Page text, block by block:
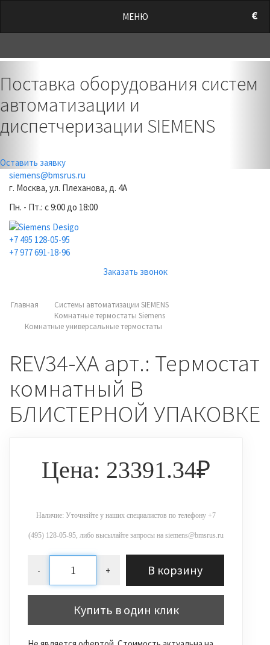
€
МЕНЮ
Поставка оборудования систем
автоматизации и
диспетчеризации SIEMENS
Оставить заявку
siemens@bmsrus.ru
г. Москва, ул. Плеханова, д. 4А
Пн. - Пт.: c 9:00 до 18:00
+7 495 128-05-95
+7 977 691-18-96
Заказать звонок
Главная
Системы автоматизации SIEMENS
Комнатные термостаты Siemens
Комнатные универсальные термостаты
REV34-XA арт.: Термостат
комнатный В
БЛИСТЕРНОЙ УПАКОВКЕ
Цена: 23391.34₽
Наличие: Уточняйте у наших специалистов по телефону +7
(495) 128-05-95, либо высылайте запросы на siemens@bmsrus.ru
- + В корзину
Купить в один клик